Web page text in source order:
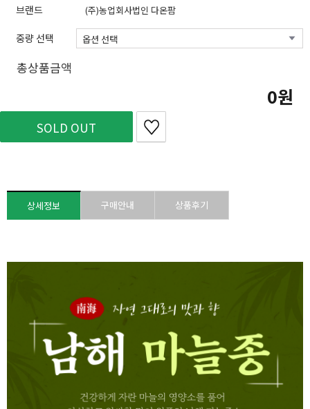
브랜드 (주)농업회사법인 다온팜
중량 선택
총상품금액
0
SOLD OUT
상세정보 구매안내 상품후기